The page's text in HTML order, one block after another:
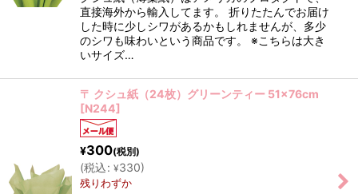
直接海外から輸入してます。 折りたたんでお届け
した時に少しシワがあるかもしれませんが、多少
のシワも味わいという商品です。 ※こちらは大き
いサイズ…
〒 クシュ紙（24枚）グリーンティー 51×76cm
[N244]
¥300(税別)
(税込: ¥330)
残りわずか